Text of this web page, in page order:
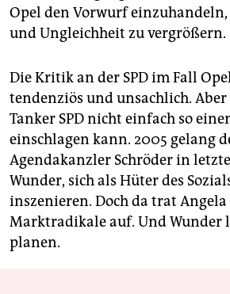
Opel den Vorwurf
und Ungleichheit zu vergrößern.
Die Kritik an der SPD im Fall
tendenziös und unsachlich. Aber
Tanker SPD nicht einfach so
einschlagen kann. 2005 gelang
Agendakanzler Schröder in
Wunder, sich als Hüter des
inszenieren. Doch da trat
Marktradikale auf. Und Wunder
planen.